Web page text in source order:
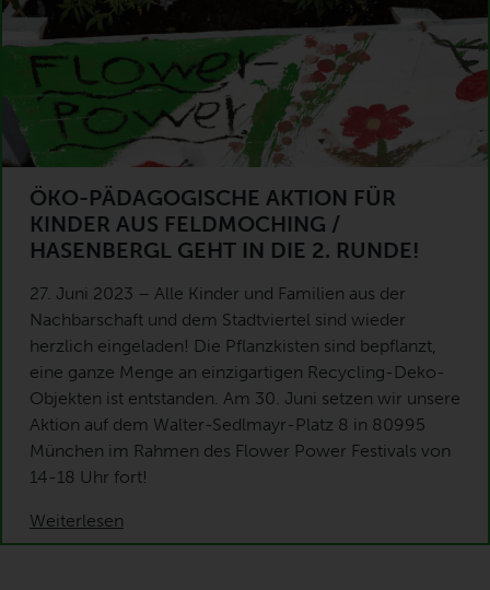
ÖKO-PÄDAGOGISCHE AKTION FÜR
KINDER AUS FELDMOCHING /
HASENBERGL GEHT IN DIE 2. RUNDE!
27. Juni 2023 – Alle Kinder und Familien aus der
Nachbarschaft und dem Stadtviertel sind wieder
herzlich eingeladen! Die Pflanzkisten sind bepflanzt,
eine ganze Menge an einzigartigen Recycling-Deko-
Objekten ist entstanden. Am 30. Juni setzen wir unsere
Aktion auf dem Walter-Sedlmayr-Platz 8 in 80995
München im Rahmen des Flower Power Festivals von
14-18 Uhr fort!
Weiterlesen